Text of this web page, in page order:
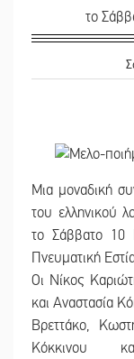
το
Μια μοναδική
του ελληνικού
το Σάββατο 10
Πνευματική
Οι Νίκος
και Αναστασία
Βρεττάκο,
Κόκκινου